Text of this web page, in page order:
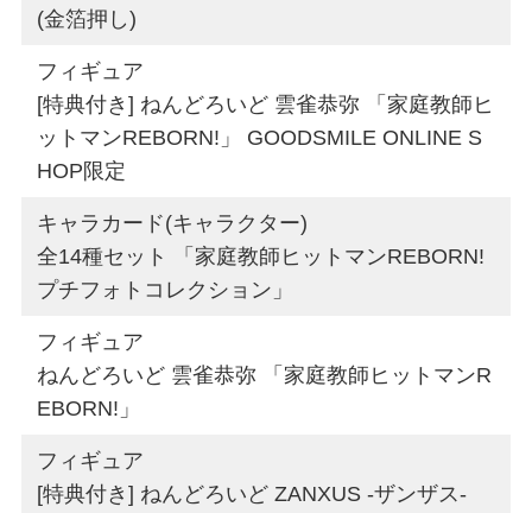
(金箔押し)
フィギュア
[特典付き] ねんどろいど 雲雀恭弥 「家庭教師ヒ
ットマンREBORN!」 GOODSMILE ONLINE S
HOP限定
キャラカード(キャラクター)
全14種セット 「家庭教師ヒットマンREBORN!
プチフォトコレクション」
フィギュア
ねんどろいど 雲雀恭弥 「家庭教師ヒットマンR
EBORN!」
フィギュア
[特典付き] ねんどろいど ZANXUS -ザンザス-